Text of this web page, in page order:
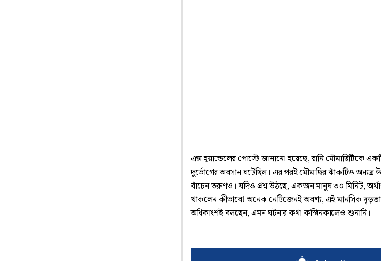
এক্স হ্য়ান্ডেলের পোস্টে জানানো হয়েছে, রানি মৌমাছিটিকে
দুর্ভোগের অবসান ঘটেছিল। এর পরই মৌমাছির ঝাঁকটিও অন্যত্র
বাঁচেন তরুণও। যদিও প্রশ্ন উঠছে, একজন মানুষ ৩০ মিনিট,
থাকলেন কীভাবে! অনেক নেটিজেনই অবশ্য, এই মানসিক
অধিকাংশই বলছেন, এমন ঘটনার কথা কস্মিনকালেও শুনানি।